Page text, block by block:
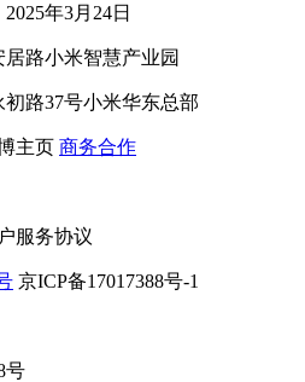
年3月24日
路小米智慧产业园
路37号小米华东总部
主页 商务合作
服务协议
京ICP备17017388号-1
号